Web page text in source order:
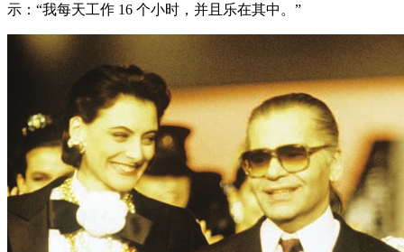
示：“我每天工作 16 个小时，并且乐在其中。”